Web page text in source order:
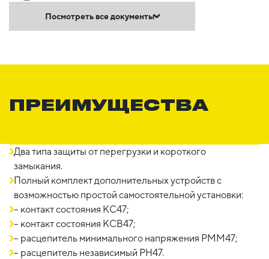
Посмотреть все документы
ПРЕИМУЩЕСТВА
Два типа защиты от перегрузки и короткого
замыкания.
Полный комплект дополнительных устройств с
возможностью простой самостоятельной установки:
– контакт состояния КС47;
– контакт состояния КСВ47;
– расцепитель минимального напряжения РММ47;
– расцепитель независимый РН47.